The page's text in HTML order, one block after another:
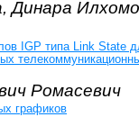
Динара
IGP типа Link State
Ромасевич
графиков